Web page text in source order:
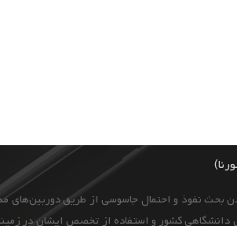
دانشگاهی کشور و استفاده از تخصص ایشان در